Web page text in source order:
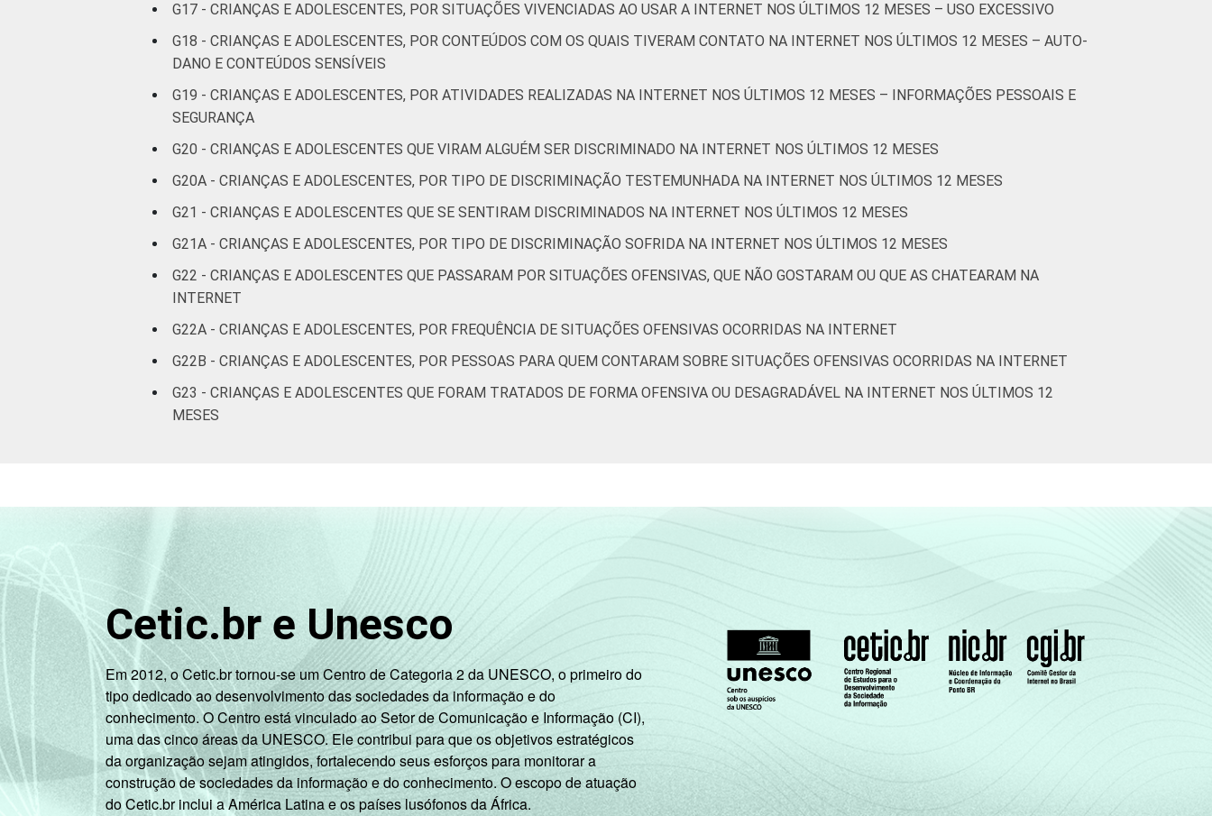
Não respondeu 37 60 1 1
DOMICÍLIO COM ACESSO À INTERNET Sim 41 47 8
Fonte: CGI.br/NIC.br, Centro Regional de Estudos para o Desenvolvimento da Sociedade da Informação (Cetic.br), Pesquisa sobre o uso da Internet
por crianças e adolescentes no Brasil – TIC Kids Online Brasil 2022.
G17 - CRIANÇAS E ADOLESCENTES, POR SITUAÇÕES VIVENCIADAS AO USAR A INTERNET NOS ÚLTIMOS 12 MESES – USO EXCESSIVO
G18 - CRIANÇAS E ADOLESCENTES, POR CONTEÚDOS COM OS QUAIS TIVERAM CONTATO NA INTERNET NOS ÚLTIMOS 12 MESES – AUTO-
DANO E CONTEÚDOS SENSÍVEIS
G19 - CRIANÇAS E ADOLESCENTES, POR ATIVIDADES REALIZADAS NA INTERNET NOS ÚLTIMOS 12 MESES – INFORMAÇÕES PESSOAIS E
SEGURANÇA
G20 - CRIANÇAS E ADOLESCENTES QUE VIRAM ALGUÉM SER DISCRIMINADO NA INTERNET NOS ÚLTIMOS 12 MESES
G20A - CRIANÇAS E ADOLESCENTES, POR TIPO DE DISCRIMINAÇÃO TESTEMUNHADA NA INTERNET NOS ÚLTIMOS 12 MESES
G21 - CRIANÇAS E ADOLESCENTES QUE SE SENTIRAM DISCRIMINADOS NA INTERNET NOS ÚLTIMOS 12 MESES
G21A - CRIANÇAS E ADOLESCENTES, POR TIPO DE DISCRIMINAÇÃO SOFRIDA NA INTERNET NOS ÚLTIMOS 12 MESES
G22 - CRIANÇAS E ADOLESCENTES QUE PASSARAM POR SITUAÇÕES OFENSIVAS, QUE NÃO GOSTARAM OU QUE AS CHATEARAM NA
INTERNET
G22A - CRIANÇAS E ADOLESCENTES, POR FREQUÊNCIA DE SITUAÇÕES OFENSIVAS OCORRIDAS NA INTERNET
G22B - CRIANÇAS E ADOLESCENTES, POR PESSOAS PARA QUEM CONTARAM SOBRE SITUAÇÕES OFENSIVAS OCORRIDAS NA INTERNET
G23 - CRIANÇAS E ADOLESCENTES QUE FORAM TRATADOS DE FORMA OFENSIVA OU DESAGRADÁVEL NA INTERNET NOS ÚLTIMOS 12
MESES
Cetic.br e Unesco
Em 2012, o Cetic.br tornou-se um Centro de Categoria 2 da UNESCO, o primeiro do
tipo dedicado ao desenvolvimento das sociedades da informação e do
conhecimento. O Centro está vinculado ao Setor de Comunicação e Informação (CI),
uma das cinco áreas da UNESCO. Ele contribui para que os objetivos estratégicos
da organização sejam atingidos, fortalecendo seus esforços para monitorar a
construção de sociedades da informação e do conhecimento. O escopo de atuação
do Cetic.br inclui a América Latina e os países lusófonos da África.